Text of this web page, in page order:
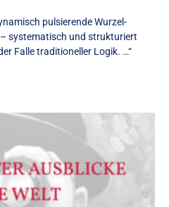
pulsierende Wurzel-
systematisch und strukturiert
Falle traditioneller Logik. …“